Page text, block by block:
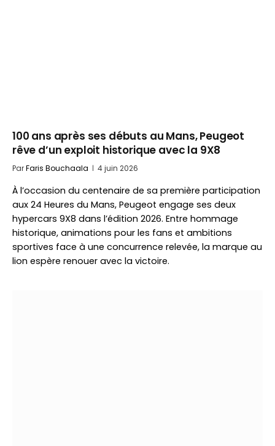
100 ans après ses débuts au Mans, Peugeot
rêve d’un exploit historique avec la 9X8
ParFaris Bouchaala 4 juin 2026
À l’occasion du centenaire de sa première participation
aux 24 Heures du Mans, Peugeot engage ses deux
hypercars 9X8 dans l’édition 2026. Entre hommage
historique, animations pour les fans et ambitions
sportives face à une concurrence relevée, la marque au
lion espère renouer avec la victoire.